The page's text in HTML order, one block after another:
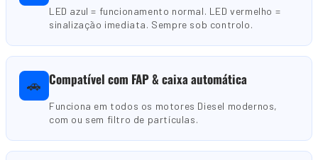
LED azul = funcionamento normal. LED vermelho =
sinalização imediata. Sempre sob controlo.
🚗 Compatível com FAP & caixa automática
Funciona em todos os motores Diesel modernos,
com ou sem filtro de partículas.